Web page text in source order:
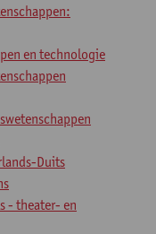
en technologie
Duits
- theater- en